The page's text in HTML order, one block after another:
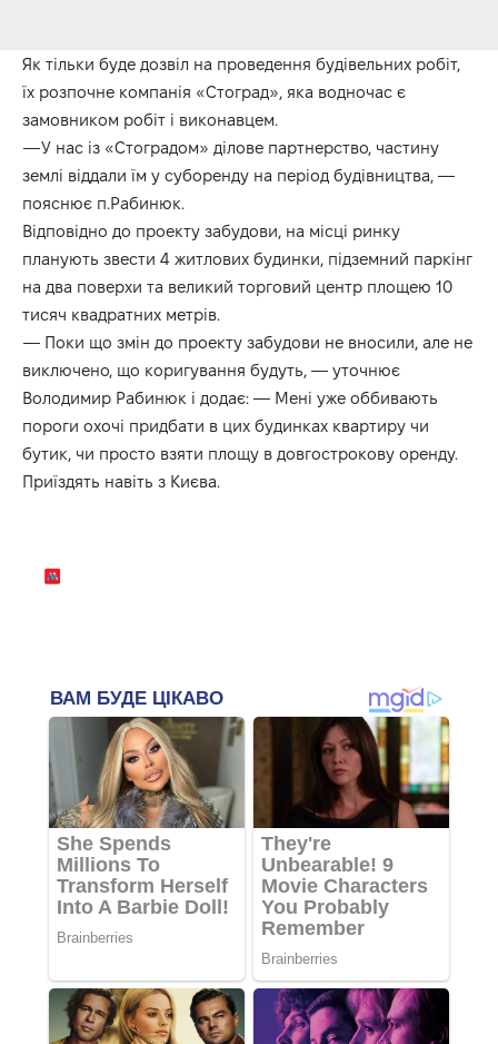
Як тільки буде дозвіл на проведення будівельних робіт,
їх розпочне компанія «Стоград», яка водночас є
замовником робіт і виконавцем.
—У нас із «Стоградом» ділове партнерство, частину
землі віддали їм у суборенду на період будівництва, —
пояснює п.Рабинюк.
Відповідно до проекту забудови, на місці ринку
планують звести 4 житлових будинки, підземний паркінг
на два поверхи та великий торговий центр площею 10
тисяч квадратних метрів.
— Поки що змін до проекту забудови не вносили, але не
виключено, що коригування будуть, — уточнює
Володимир Рабинюк і додає: — Мені уже оббивають
пороги охочі придбати в цих будинках квартиру чи
бутик, чи просто взяти площу в довгострокову оренду.
Приїздять навіть з Києва.